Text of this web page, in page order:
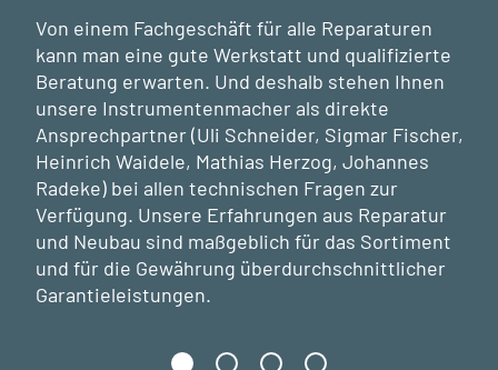
Von einem Fachgeschäft für alle Reparaturen
kann man eine gute Werkstatt und qualifizierte
Beratung erwarten. Und deshalb stehen Ihnen
unsere Instrumentenmacher als direkte
Ansprechpartner (Uli Schneider, Sigmar Fischer,
Heinrich Waidele, Mathias Herzog, Johannes
Radeke) bei allen technischen Fragen zur
Verfügung. Unsere Erfahrungen aus Reparatur
und Neubau sind maßgeblich für das Sortiment
und für die Gewährung überdurchschnittlicher
Garantieleistungen.